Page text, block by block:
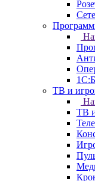
ТВ и
ТВ